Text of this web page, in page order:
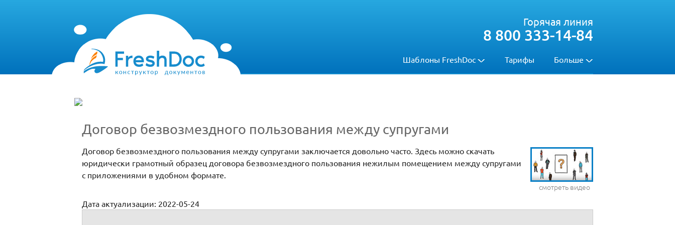
Шаблоны FreshDoc Тарифы Больше
Горячая линия
8 800 333-14-84
Договор безвозмездного пользования между супругами
смотреть видео
Договор безвозмездного пользования между супругами заключается довольно часто. Здесь можно скачать
юридически грамотный образец договора безвозмездного пользования нежилым помещением между супругами
с приложениями в удобном формате.
Дата актуализации: 2022-05-24